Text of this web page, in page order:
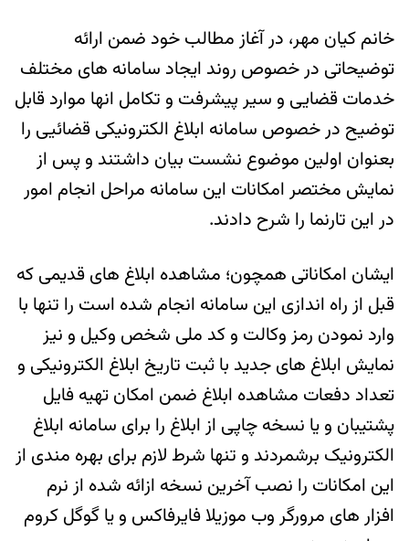
خانم کیان مهر، در آغاز مطالب خود ضمن ارائه
توضیحاتی در خصوص روند ایجاد سامانه های مختلف
خدمات قضایی و سیر پیشرفت و تکامل انها موارد قابل
توضیح در خصوص سامانه ابلاغ الکترونیکی قضائیی را
بعنوان اولین موضوع نشست بیان داشتند و پس از
نمایش مختصر امکانات این سامانه مراحل انجام امور
در این تارنما را شرح دادند.
ایشان امکاناتی همچون؛ مشاهده ابلاغ های قدیمی که
قبل از راه اندازی این سامانه انجام شده است را تنها با
وارد نمودن رمز وکالت و کد ملی شخص وکیل و نیز
نمایش ابلاغ های جدید با ثبت تاریخ ابلاغ الکترونیکی و
تعداد دفعات مشاهده ابلاغ ضمن امکان تهیه فایل
پشتیبان و یا نسخه چاپی از ابلاغ را برای سامانه ابلاغ
الکترونیک برشمردند و تنها شرط لازم برای بهره مندی از
این امکانات را نصب آخرین نسخه ازائه شده از نرم
افزار های مرورگر وب موزیلا فایرفاکس و یا گوگل کروم